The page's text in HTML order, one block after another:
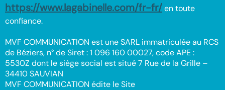
https://www.lagabinelle.com/fr-fr/en toute
confiance.
MVF COMMUNICATION est une SARL immatriculée au RCS
de Béziers, n° de Siret : 1 096 160 00027, code APE :
5530Z dont le siège social est situé 7 Rue de la Grille –
34410 SAUVIAN
MVF COMMUNICATION édite le Site